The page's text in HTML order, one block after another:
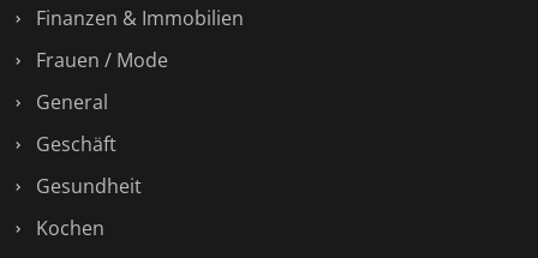
Finanzen & Immobilien
Frauen / Mode
General
Geschäft
Gesundheit
Kochen